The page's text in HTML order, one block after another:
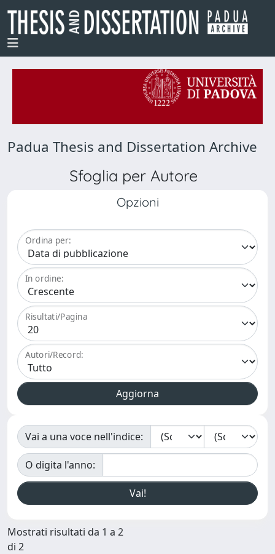
Padua Thesis and Dissertation Archive
Sfoglia per Autore
Opzioni
Ordina per:
In ordine:
Risultati/Pagina
Autori/Record:
Vai a una voce nell'indice:
O digita l'anno:
Mostrati risultati da 1 a 2
di 2